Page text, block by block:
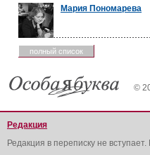
Мария Пономарева
полный список
©
Редакция
Редакция в переписку не